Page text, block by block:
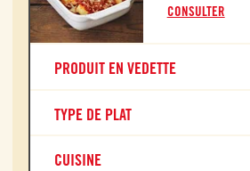
CONSULTER
PRODUIT EN VEDETTE
TYPE DE PLAT
CUISINE